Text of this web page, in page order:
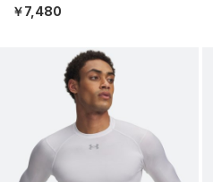
ーニング/MEN）
￥7,480